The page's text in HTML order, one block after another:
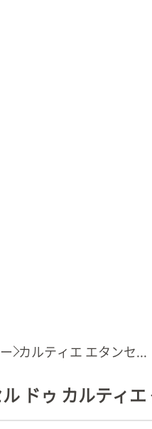
カルティエ エタンセ...
ドゥ カルティ